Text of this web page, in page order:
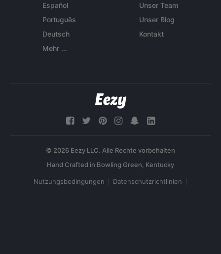
Español
Português
Deutsch
Mehr ...
Unser Team
Unser Blog
Kontakt
© 2026 Eezy LLC. Alle Rechte vorbehalten
Nutzungsbedingungen Datenschutzrichtlinien